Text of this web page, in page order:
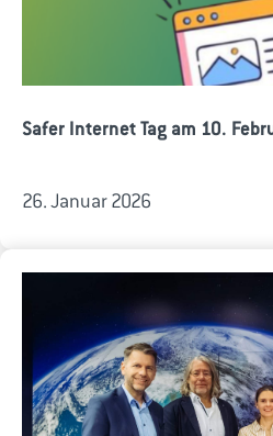
Safer Internet Tag am 10.
26. Januar 2026